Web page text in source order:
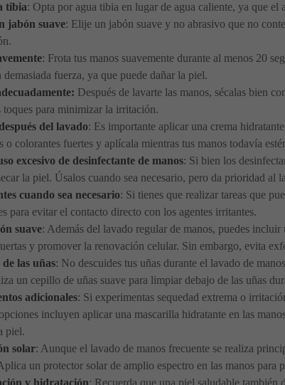
tibia: Opta por agua tibia en lugar de agua caliente, ya que
jabón suave: Elije un jabón suave y no abrasivo que no
: Frota tus manos suavemente durante al menos 20
demasiada fuerza, ya que puede dañar la piel.
Después de lavarte las manos, sécalas bien
toques para minimizar la irritación.
del lavado: Es importante aplicar una crema
o colorantes fuertes y aplícala mientras tus manos todavía
excesivo de desinfectante de manos: Si bien los
la piel. Úsalos cuando sea necesario, pero da prioridad al
cuando sea necesario: Si tienes que realizar tareas que
para evitar el contacto directo con los agentes irritantes.
suave: Además del lavado regular de manos, puedes
y promover la renovación celular. Sin embargo, evita
las uñas: No descuides tus uñas durante el lavado de
un cepillo de uñas suave para limpiar debajo de las uñas
adicionales: Si experimentas sequedad extrema o
incluyen aplicar una mascarilla hidratante en las
piel.
solar: Aunque el lavado de manos frecuente se realiza
un protector solar de amplio espectro en las manos para